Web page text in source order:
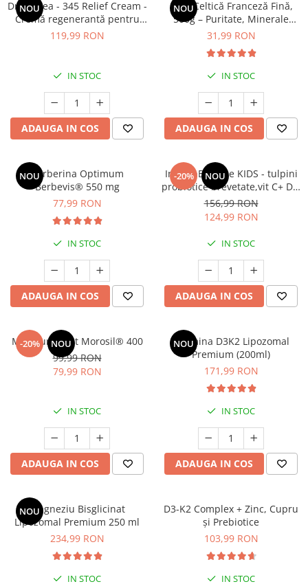
Cătină
Chlorella
Electroliti
Produse Apicole
Cacao
NOU
Dr. Althea - 345 Relief Cream -
Cremă regenerantă pentru
față - 50 ml
119,99 RON
IN STOC
ADAUGA IN COS
NOU
Sare Celtică Franceză Fină,
500g – Puritate, Minerale
Marine și Gust Autentic
31,99 RON
IN STOC
ADAUGA IN COS
NOUBerberina Optimum
Berbevis® 550 mg
77,99 RON
IN STOC
ADAUGA IN COS
-20% NOU
ImmunBalance KIDS - tulpini
probiotice brevetate,vit C+ D3,
entru susținerea
microbiomului și a imunității
156,99 RON
124,99 RON
IN STOC
ADAUGA IN COS
-20% NOU
Minceur Boost Morosil® 400
99,99 RON
79,99 RON
IN STOC
ADAUGA IN COS
NOU
Vitamina D3K2 Lipozomal
Premium (200ml)
171,99 RON
IN STOC
ADAUGA IN COS
NOUMagneziu Bisglicinat
Lipozomal Premium 250 ml
234,99 RON
IN STOC
D3-K2 Complex + Zinc, Cupru
și Prebiotice
103,99 RON
IN STOC